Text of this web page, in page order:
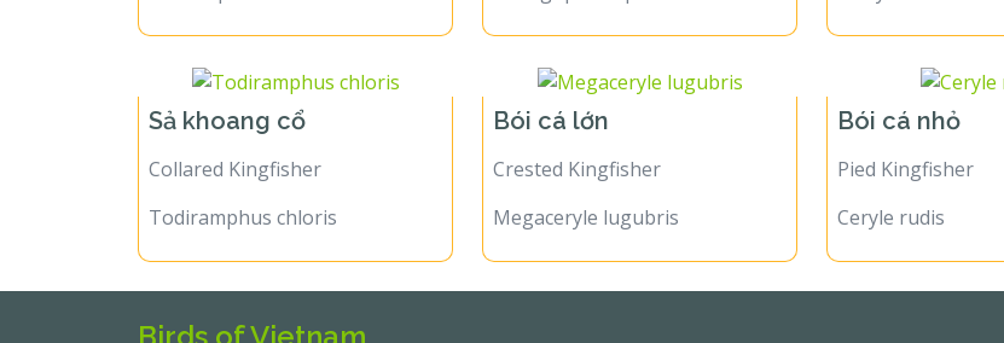
Sả khoang cổ
Collared Kingfisher
Todiramphus chloris
Bói cá lớn
Crested Kingfisher
Megaceryle lugubris
Bói cá nhỏ
Pied Kingfisher
Ceryle rudis